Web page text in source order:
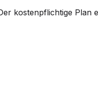
kostenpflichtige Plan